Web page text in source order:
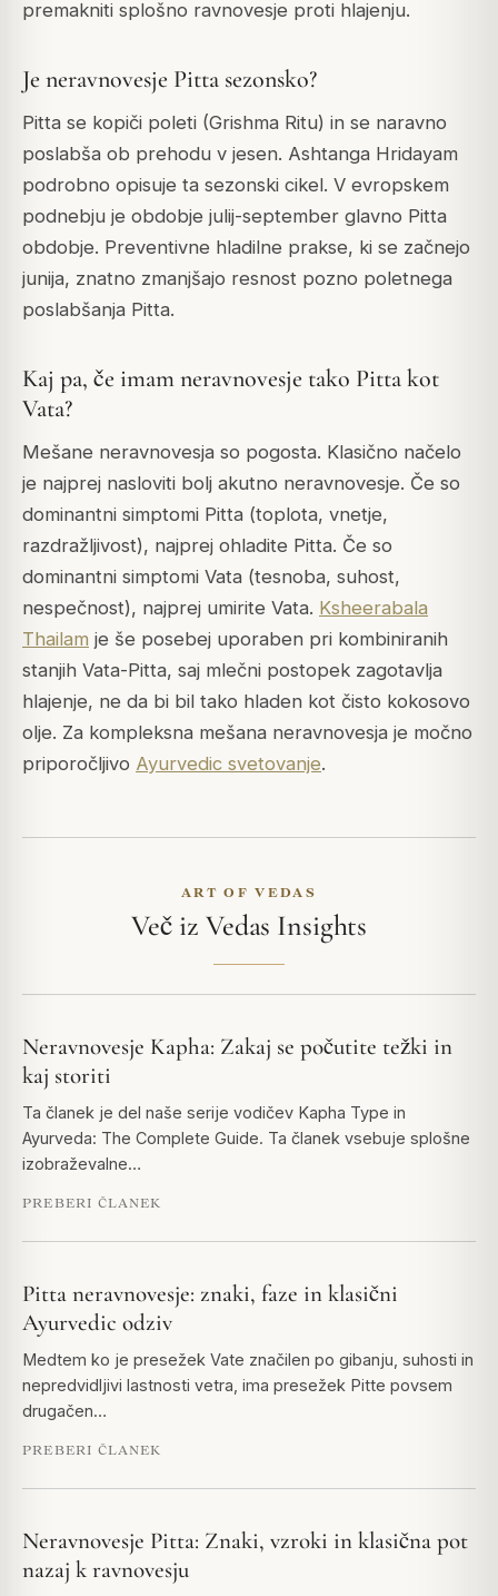
premakniti splošno ravnovesje proti hlajenju.
Je neravnovesje Pitta sezonsko?
Pitta se kopiči poleti (Grishma Ritu) in se naravno
poslabša ob prehodu v jesen. Ashtanga Hridayam
podrobno opisuje ta sezonski cikel. V evropskem
podnebju je obdobje julij-september glavno Pitta
obdobje. Preventivne hladilne prakse, ki se začnejo
junija, znatno zmanjšajo resnost pozno poletnega
poslabšanja Pitta.
Kaj pa, če imam neravnovesje tako Pitta kot
Vata?
Mešane neravnovesja so pogosta. Klasično načelo
je najprej nasloviti bolj akutno neravnovesje. Če so
dominantni simptomi Pitta (toplota, vnetje,
razdražljivost), najprej ohladite Pitta. Če so
dominantni simptomi Vata (tesnoba, suhost,
nespečnost), najprej umirite Vata. Ksheerabala
Thailam je še posebej uporaben pri kombiniranih
stanjih Vata-Pitta, saj mlečni postopek zagotavlja
hlajenje, ne da bi bil tako hladen kot čisto kokosovo
olje. Za kompleksna mešana neravnovesja je močno
priporočljivo Ayurvedic svetovanje.
ART OF VEDAS
Več iz Vedas Insights
Neravnovesje Kapha: Zakaj se počutite težki in
kaj storiti
Ta članek je del naše serije vodičev Kapha Type in
Ayurveda: The Complete Guide. Ta članek vsebuje splošne
izobraževalne…
PREBERI ČLANEK
Pitta neravnovesje: znaki, faze in klasični
Ayurvedic odziv
Medtem ko je presežek Vate značilen po gibanju, suhosti in
nepredvidljivi lastnosti vetra, ima presežek Pitte povsem
drugačen…
PREBERI ČLANEK
Neravnovesje Pitta: Znaki, vzroki in klasična pot
nazaj k ravnovesju